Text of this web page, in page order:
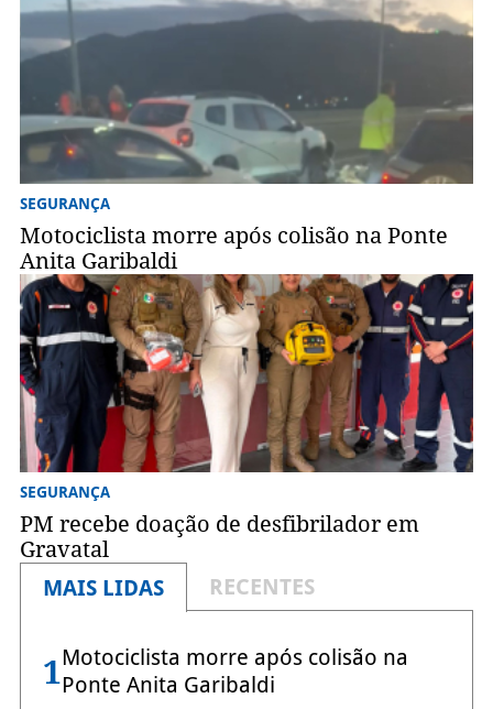
SEGURANÇA
Motociclista morre após colisão na Ponte
Anita Garibaldi
SEGURANÇA
PM recebe doação de desfibrilador em
Gravatal
MAIS LIDAS
RECENTES
1Motociclista morre após colisão na
Ponte Anita Garibaldi